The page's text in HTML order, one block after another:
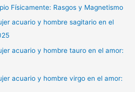
Físicamente: Rasgos y Magnetismo
acuario y hombre sagitario en el
acuario y hombre tauro en el amor:
acuario y hombre virgo en el amor: